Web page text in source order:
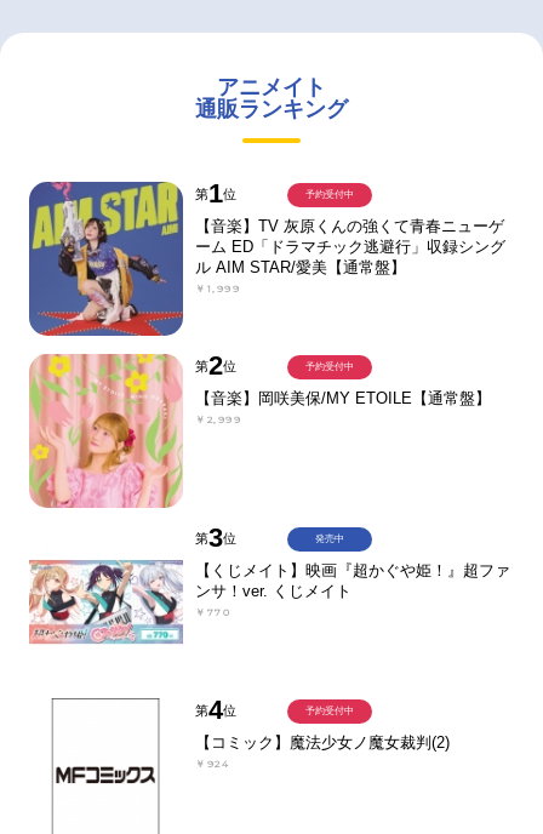
アニメイト
通販ランキング
第1位
【音楽】TV 灰原くんの強くて青春ニューゲ
ーム ED「ドラマチック逃避行」収録シング
ル AIM STAR/愛美【通常盤】
￥1,999
予約受付中
第2位
【音楽】岡咲美保/MY ETOILE【通常盤】
￥2,999
予約受付中
第3位
【くじメイト】映画『超かぐや姫！』超ファ
ンサ！ver. くじメイト
￥770
発売中
第4位
【コミック】魔法少女ノ魔女裁判(2)
￥924
予約受付中